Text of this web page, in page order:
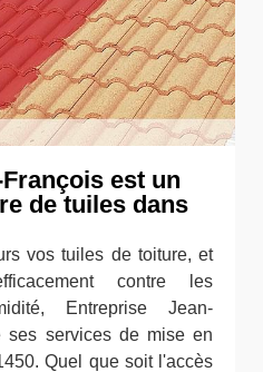
est un
de tuiles dans
vos tuiles de toiture, et
contre les
Entreprise Jean-
ses services de mise en
Quel que soit l'accès